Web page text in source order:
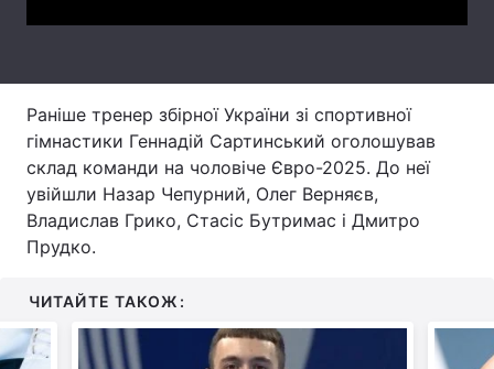
Раніше тренер збірної України зі спортивної
гімнастики Геннадій Сартинський оголошував
склад команди на чоловіче Євро-2025. До неї
увійшли Назар Чепурний, Олег Верняєв,
Владислав Грико, Стасіс Бутримас і Дмитро
Прудко.
ЧИТАЙТЕ ТАКОЖ: